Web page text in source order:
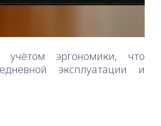
учётом эргономики, что
эксплуатации и